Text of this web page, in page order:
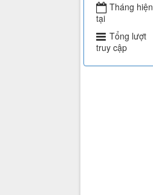
Tháng hiện
tại
Tổng lượt
truy cập